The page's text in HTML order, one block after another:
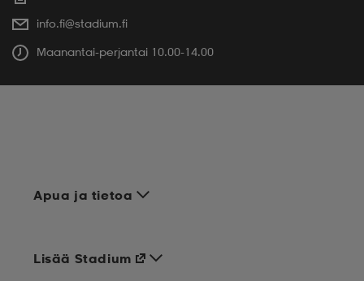
info.fi@stadium.fi
Maanantai-perjantai 10.00-14.00
Apua ja tietoa
Lisää Stadium